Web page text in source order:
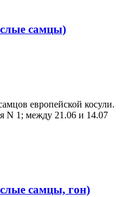
самцы)
европейской косули.
N 1; между 21.06 и 14.07
самцы, гон)